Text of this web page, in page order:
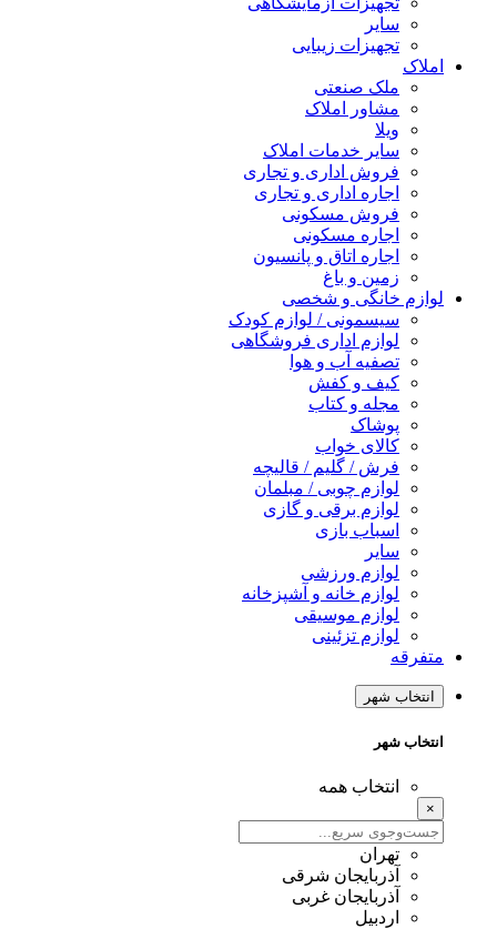
سایر
تجهیزات زیبایی
املاک
ملک صنعتی
مشاور املاک
ویلا
سایر خدمات املاک
فروش اداری و تجاری
اجاره اداری و تجاری
فروش مسکونی
اجاره مسکونی
اجاره اتاق و پانسیون
زمین و باغ
لوازم خانگی و شخصی
سیسمونی / لوازم کودک
لوازم اداری فروشگاهی
تصفیه آب و هوا
کیف و کفش
مجله و کتاب
پوشاک
کالای خواب
فرش / گلیم / قالیچه
لوازم چوبی / مبلمان
لوازم برقی و گازی
اسباب بازی
سایر
لوازم ورزشی
لوازم خانه و آشپزخانه
لوازم موسیقی
لوازم تزئینی
متفرقه
انتخاب شهر
انتخاب شهر
انتخاب همه
×
تهران
آذربایجان شرقی
آذربایجان غربی
اردبیل